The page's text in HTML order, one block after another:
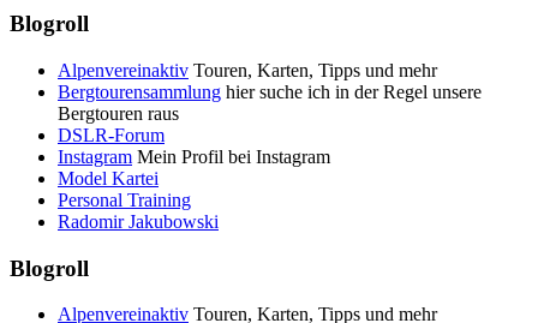
Blogroll
Alpenvereinaktiv Touren, Karten, Tipps und mehr
Bergtourensammlung hier suche ich in der Regel unsere
Bergtouren raus
DSLR-Forum
Instagram Mein Profil bei Instagram
Model Kartei
Personal Training
Radomir Jakubowski
Blogroll
Alpenvereinaktiv Touren, Karten, Tipps und mehr